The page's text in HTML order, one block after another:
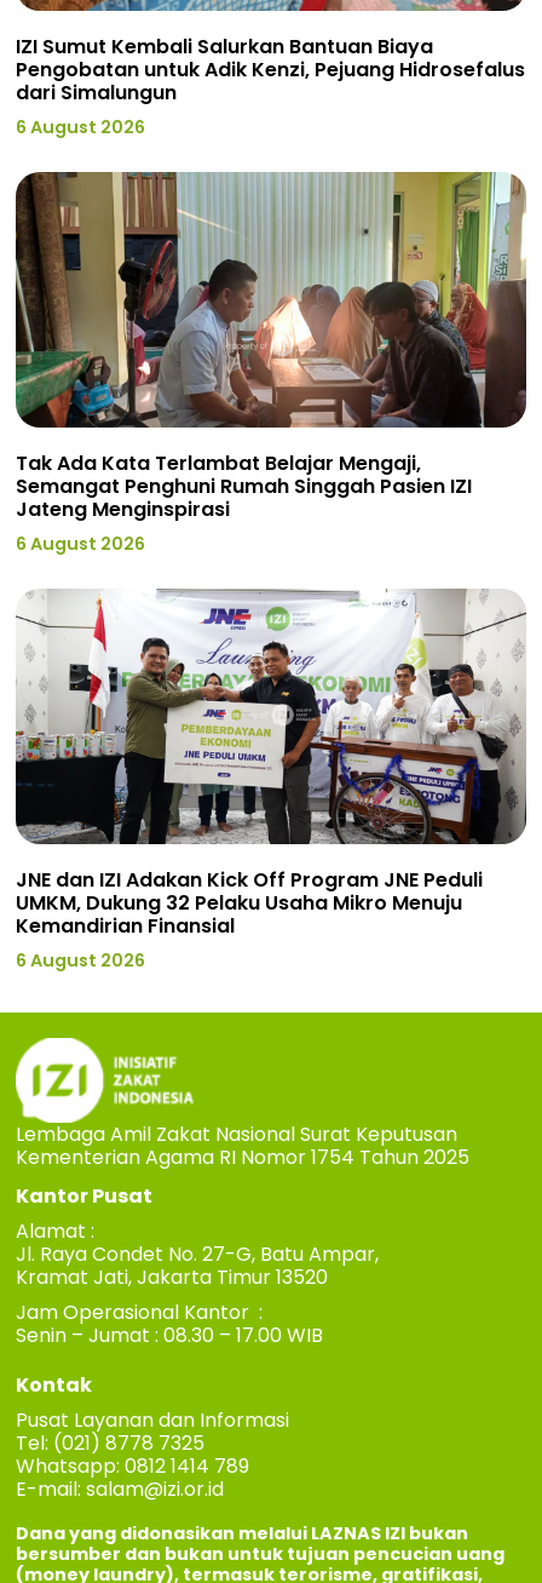
IZI Sumut Kembali Salurkan Bantuan Biaya
Pengobatan untuk Adik Kenzi, Pejuang Hidrosefalus
dari Simalungun
6 August 2026
Tak Ada Kata Terlambat Belajar Mengaji,
Semangat Penghuni Rumah Singgah Pasien IZI
Jateng Menginspirasi
6 August 2026
JNE dan IZI Adakan Kick Off Program JNE Peduli
UMKM, Dukung 32 Pelaku Usaha Mikro Menuju
Kemandirian Finansial
6 August 2026
Lembaga Amil Zakat Nasional Surat Keputusan
Kementerian Agama RI Nomor 1754 Tahun 2025
Kantor Pusat
Alamat :
Jl. Raya Condet No. 27-G, Batu Ampar,
Kramat Jati, Jakarta Timur 13520
Jam Operasional Kantor :
Senin – Jumat : 08.30 – 17.00 WIB
Kontak
Pusat Layanan dan Informasi
Tel: (021) 8778 7325
Whatsapp: 0812 1414 789
E-mail:salam@izi.or.id
Dana yang didonasikan melalui LAZNAS IZI bukan
bersumber dan bukan untuk tujuan pencucian uang
(money laundry), termasuk terorisme, gratifikasi,